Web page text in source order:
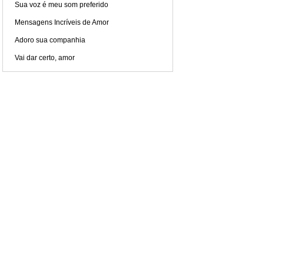
Sua voz é meu som preferido
Mensagens Incríveis de Amor
Adoro sua companhia
Vai dar certo, amor